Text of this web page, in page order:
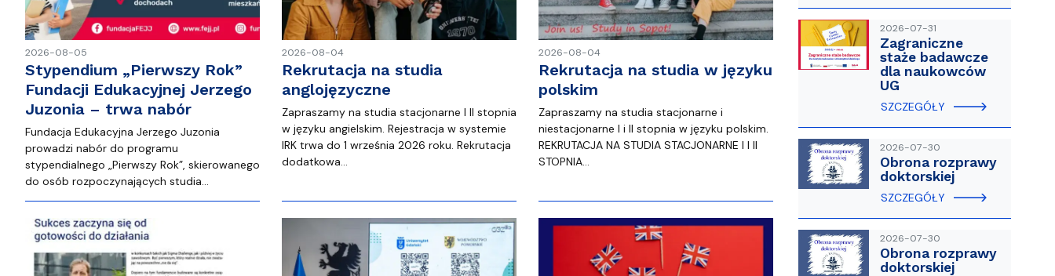
2026-08-05
Stypendium „Pierwszy Rok”
Fundacji Edukacyjnej Jerzego
Juzonia – trwa nabór
Fundacja Edukacyjna Jerzego Juzonia
prowadzi nabór do programu
stypendialnego „Pierwszy Rok”, skierowanego
do osób rozpoczynających studia…
2026-08-04
Rekrutacja na studia
anglojęzyczne
Zapraszamy na studia stacjonarne I II stopnia
w języku angielskim. Rejestracja w systemie
IRK trwa do 1 września 2026 roku. Rekrutacja
dodatkowa…
2026-08-04
Rekrutacja na studia w języku
polskim
Zapraszamy na studia stacjonarne i
niestacjonarne I i II stopnia w języku polskim.
REKRUTACJA NA STUDIA STACJONARNE I I II
STOPNIA…
2026-07-31
Zagraniczne
staże badawcze
dla naukowców
UG
SZCZEGÓŁY
2026-07-30
Obrona rozprawy
doktorskiej
SZCZEGÓŁY
2026-07-30
Obrona rozprawy
doktorskiej